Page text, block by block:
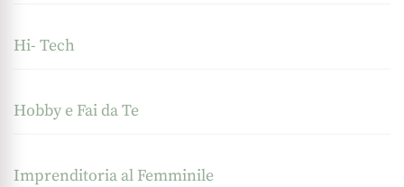
Hi- Tech
Hobby e Fai da Te
Imprenditoria al Femminile